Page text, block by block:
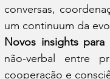
conversas,
um continuum da
Novos insights para
não-verbal entre
cooperação e